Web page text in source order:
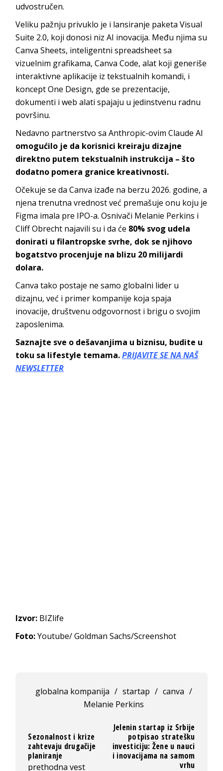
udvostručen.
Veliku pažnju privuklo je i lansiranje paketa Visual
Suite 2.0, koji donosi niz AI inovacija. Među njima su
Canva Sheets, inteligentni spreadsheet sa
vizuelnim grafikama, Canva Code, alat koji generiše
interaktivne aplikacije iz tekstualnih komandi, i
koncept One Design, gde se prezentacije,
dokumenti i web alati spajaju u jedinstvenu radnu
površinu.
Nedavno partnerstvo sa Anthropic-ovim Claude AI
omogućilo je da korisnici kreiraju dizajne
direktno putem tekstualnih instrukcija – što
dodatno pomera granice kreativnosti.
Očekuje se da Canva izađe na berzu 2026. godine, a
njena trenutna vrednost već premašuje onu koju je
Figma imala pre IPO-a. Osnivači Melanie Perkins i
Cliff Obrecht najavili su i da će 80% svog udela
donirati u filantropske svrhe, dok se njihovo
bogatstvo procenjuje na blizu 20 milijardi
dolara.
Canva tako postaje ne samo globalni lider u
dizajnu, već i primer kompanije koja spaja
inovacije, društvenu odgovornost i brigu o svojim
zaposlenima.
Saznajte sve o dešavanjima u biznisu, budite u
toku sa lifestyle temama.PRIJAVITE SE NA NAŠ
NEWSLETTER
Izvor: BIZlife
Foto:Youtube/ Goldman Sachs/Screenshot
globalna kompanija / startap / canva /
Melanie Perkins
Sezonalnost i krize
zahtevaju drugačije
planiranje
prethodna vest
Jelenin startap iz Srbije
potpisao stratešku
investiciju: Žene u nauci
i inovacijama na samom
vrhu